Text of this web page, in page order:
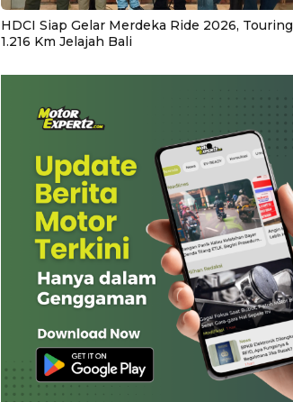
HDCI Siap Gelar Merdeka Ride 2026, Touring
1.216 Km Jelajah Bali